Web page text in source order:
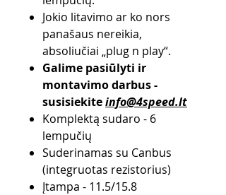
Jokio litavimo ar ko nors
panašaus nereikia,
absoliučiai „plug n play“.
Galime pasiūlyti ir
montavimo darbus -
susisiekiteinfo@4speed.lt
Komplektą sudaro - 6
lempučių
Suderinamas su Canbus
(integruotas rezistorius)
Įtampa - 11.5/15.8